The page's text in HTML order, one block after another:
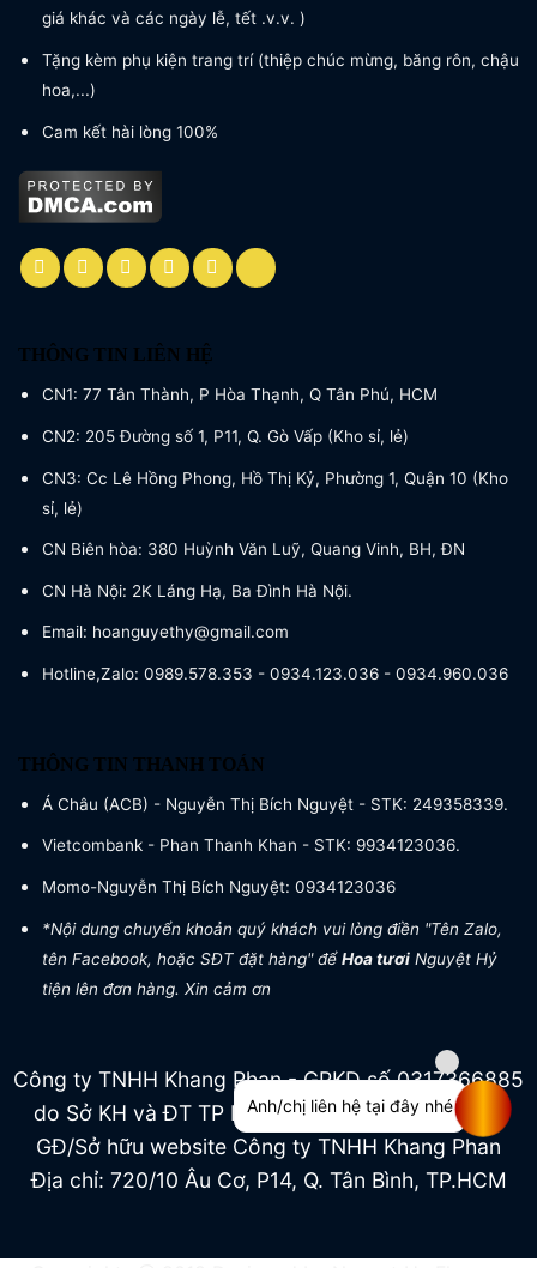
giá khác và các ngày lễ, tết .v.v. )
Tặng kèm phụ kiện trang trí (thiệp chúc mừng, băng rôn, chậu
hoa,...)
Cam kết hài lòng 100%
THÔNG TIN LIÊN HỆ
CN1: 77 Tân Thành, P Hòa Thạnh, Q Tân Phú, HCM
CN2: 205 Đường số 1, P11, Q. Gò Vấp (Kho sỉ, lẻ)
CN3: Cc Lê Hồng Phong, Hồ Thị Kỷ, Phường 1, Quận 10 (Kho
sỉ, lẻ)
CN Biên hòa: 380 Huỳnh Văn Luỹ, Quang Vinh, BH, ĐN
CN Hà Nội: 2K Láng Hạ, Ba Đình Hà Nội.
Email: hoanguyethy@gmail.com
Hotline,Zalo: 0989.578.353 - 0934.123.036 - 0934.960.036
THÔNG TIN THANH TOÁN
Á Châu (ACB) - Nguyễn Thị Bích Nguyệt - STK: 249358339.
Vietcombank - Phan Thanh Khan - STK: 9934123036.
Momo-Nguyễn Thị Bích Nguyệt: 0934123036
*Nội dung chuyển khoản quý khách vui lòng điền "Tên Zalo,
tên Facebook, hoặc SĐT đặt hàng" đểHoa tươi Nguyệt Hỷ
tiện lên đơn hàng. Xin cảm ơn
Công ty TNHH Khang Phan - GPKD số 0317366885
do Sở KH và ĐT TP HCM cấp ngày 04/07/2022
GĐ/Sở hữu website Công ty TNHH Khang Phan
Địa chỉ: 720/10 Âu Cơ, P14, Q. Tân Bình, TP.HCM
Anh/chị liên hệ tại đây nhé